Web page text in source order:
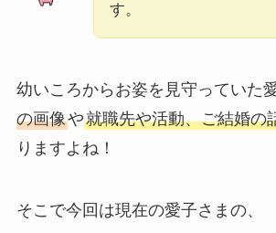
す。
幼いころからお姿を見守っていた
の画像や就職先や活動、ご結婚の
りますよね！
そこで今回は現在の愛子さまの、